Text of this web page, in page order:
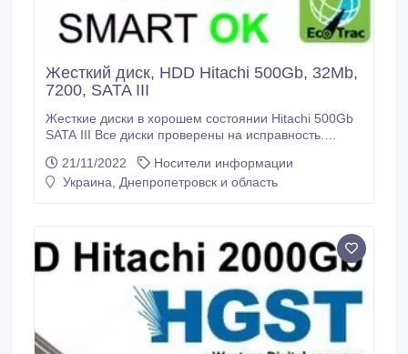
Жесткий диск, HDD Hitachi 500Gb, 32Mb,
7200, SATA III
Жесткие диски в хорошем состоянии Hitachi 500Gb
SATA III Все диски проверены на исправность.
количества. Возможен торг Также имеются другие
объемы: 320Gb, 1000Gb, 2000Gb На товар
21/11/2022
Носители информации
Украина, Днепропетровск и область